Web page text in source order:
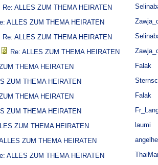
Re: ALLES ZUM THEMA HEIRATEN
ALLES ZUM THEMA HEIRATEN
Re: ALLES ZUM THEMA HEIRATEN
Re: ALLES ZUM THEMA HEIRATEN
THEMA HEIRATEN Falak
ZUM THEMA HEIRATEN
THEMA HEIRATEN Falak
ZUM THEMA HEIRATEN
ZUM THEMA HEIRATEN laumi
ZUM THEMA HEIRATEN
ALLES ZUM THEMA HEIRATEN